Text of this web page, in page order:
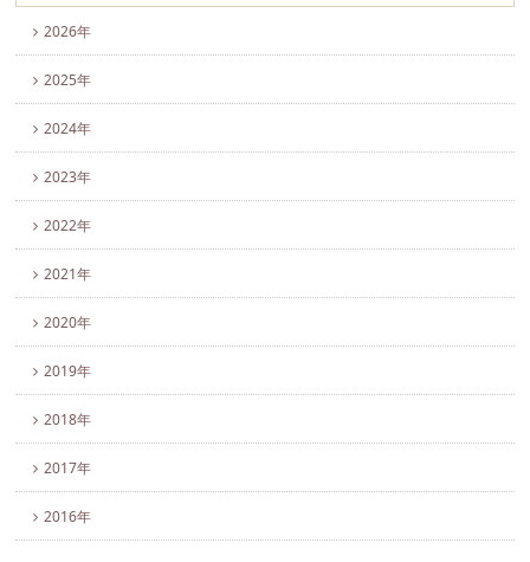
2026年
2025年
2024年
2023年
2022年
2021年
2020年
2019年
2018年
2017年
2016年